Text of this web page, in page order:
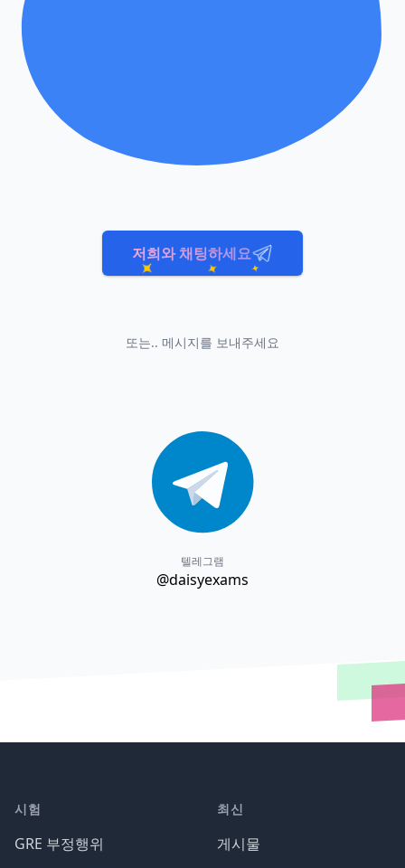
저희와 채팅하세요
또는.. 메시지를 보내주세요
텔레그램
@daisyexams
시험
GRE 부정행위
최신
게시물